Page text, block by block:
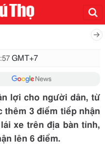
GMT+7
lợi cho người dân, từ
thêm 3 điểm tiếp nhận
xe trên địa bàn tỉnh,
lên 6 điểm.